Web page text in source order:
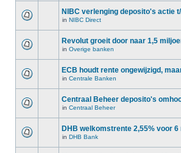
NIBC verlenging deposito's actie
in NIBC Direct
Revolut groeit door naar 1,5
in Overige banken
ECB houdt rente ongewijzigd,
in Centrale Banken
Centraal Beheer deposito's
in Centraal Beheer
DHB welkomstrente 2,55% voor 6
in DHB Bank